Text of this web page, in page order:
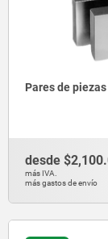
Pares de
desde
más IVA.
más gastos de envío